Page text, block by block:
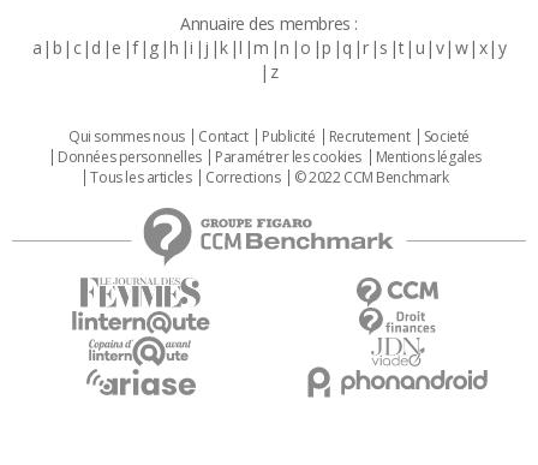
Annuaire des membres :
a b c d e f g h i j k l m n o p q r s t u v w x y
z
Qui sommes nous Contact Publicité Recrutement
Societé
Données personnelles
Paramétrer les cookies
Mentions légales
Tous les articles
Corrections © 2022 CCM Benchmark